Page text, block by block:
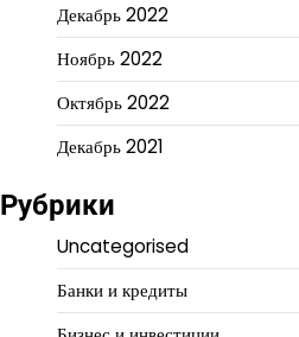
Декабрь 2022
Ноябрь 2022
Октябрь 2022
Декабрь 2021
Рубрики
Uncategorised
Банки и кредиты